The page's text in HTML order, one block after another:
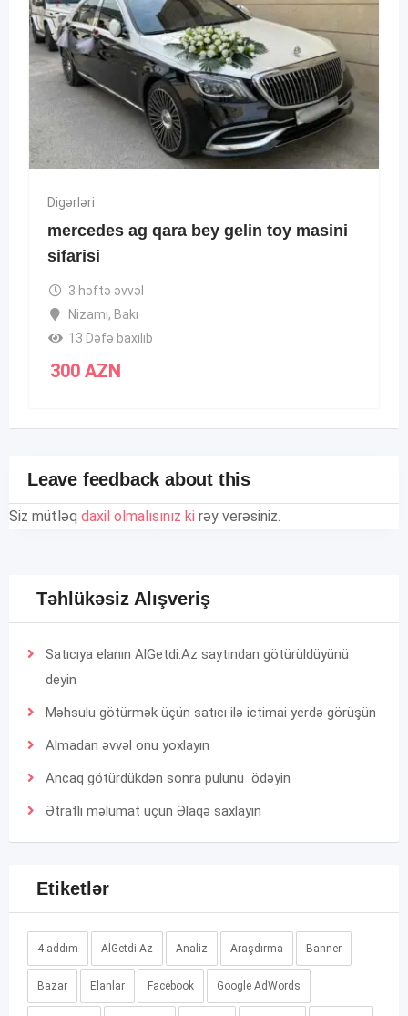
Digərləri
mercedes ag qara bey gelin toy masini
sifarisi
3 həftə əvvəl
Nizami, Bakı
13 Dəfə baxılıb
300 AZN
Leave feedback about this
Siz mütləq daxil olmalısınız ki rəy verəsiniz.
Təhlükəsiz Alışveriş
Satıcıya elanın AlGetdi.Az saytından götürüldüyünü
deyin
Məhsulu götürmək üçün satıcı ilə ictimai yerdə görüşün
Almadan əvvəl onu yoxlayın
Ancaq götürdükdən sonra pulunu ödəyin
Ətraflı məlumat üçün Əlaqə saxlayın
Etiketlər
4 addım AlGetdi.Az Analiz Araşdırma Banner
Bazar Elanlar Facebook Google AdWords